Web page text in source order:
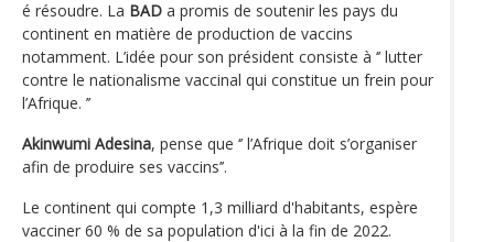
é résoudre. La BAD a promis de soutenir les pays du
continent en matière de production de vaccins
notamment. L’idée pour son président consiste à ‘’ lutter
contre le nationalisme vaccinal qui constitue un frein pour
l’Afrique. ’’
Akinwumi Adesina, pense que ‘’ l’Afrique doit s’organiser
afin de produire ses vaccins’’.
Le continent qui compte 1,3 milliard d'habitants, espère
vacciner 60 % de sa population d'ici à la fin de 2022.